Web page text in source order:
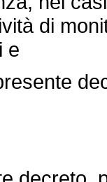
di
e